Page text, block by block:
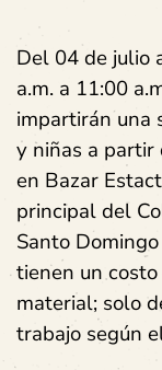
Del 04 de julio
a.m. a 11:00
impartirán una
y niñas a partir
en Bazar
principal del
Santo
tienen un
material; solo
trabajo según